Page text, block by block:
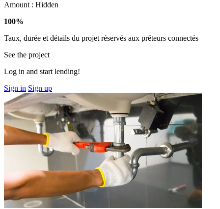
Amount : Hidden
100%
Taux, durée et détails du projet réservés aux prêteurs connectés
See the project
Log in and start lending!
Sign in Sign up